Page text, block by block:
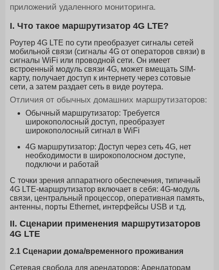
приложений удаленного мониторинга.
I. Что такое маршрутизатор 4G LTE?
Роутер 4G LTE по сути преобразует сигналы сетей
мобильной связи (сигналы 4G от операторов связи) в
сигналы WiFi или проводной сети. Он имеет
встроенный модуль связи 4G, может вмещать SIM-
карту, получает доступ к интернету через сотовые
сети, а затем раздает сеть в виде роутера.
Отличия от обычных домашних маршрутизаторов:
Обычный маршрутизатор: Требуется
широкополосный доступ, преобразует
широкополосный сигнал в WiFi
4G маршрутизатор: Доступ через сеть 4G, нет
необходимости в широкополосном доступе,
подключи и работай
С точки зрения аппаратного обеспечения, типичный
4G LTE-маршрутизатор включает в себя: 4G-модуль
связи, центральный процессор, оперативная память,
антенны, порты Ethernet, интерфейсы USB и т.д.
II. Сценарии применения маршрутизаторов
4G LTE
2.1 Сценарии дома/временного проживания
Сетевая свобода для арендаторов: Арендаторам